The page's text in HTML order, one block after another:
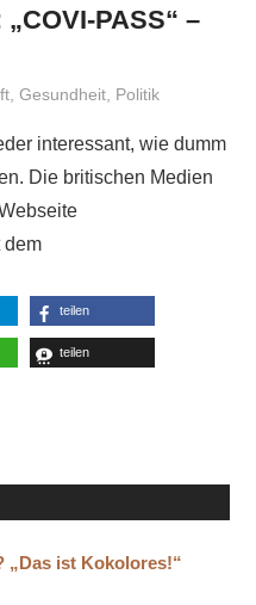
PASS“ –
,Gesundheit, Politik
interessant, wie dumm
Die britischen Medien
dem
teilen
teilen
„Das ist Kokolores!“